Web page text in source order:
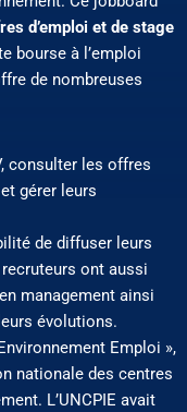
d’emploi et de stage
bourse à l’emploi
de nombreuses
consulter les offres
gérer leurs
de diffuser leurs
ont aussi
management ainsi
évolutions.
Emploi »,
nationale des centres
L’UNCPIE avait